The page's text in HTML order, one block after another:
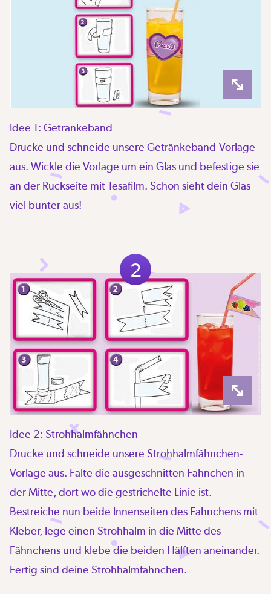
Idee 1: Getränkeband
Drucke und schneide unsere Getränkeband-Vorlage
aus. Wickle die Vorlage um ein Glas und befestige sie
an der Rückseite mit Tesafilm. Schon sieht dein Glas
viel bunter aus!
2
Idee 2: Strohhalmfähnchen
Drucke und schneide unsere Strohhalmfähnchen-
Vorlage aus. Falte die ausgeschnitten Fähnchen in
der Mitte, dort wo die gestrichelte Linie ist.
Bestreiche nun beide Innenseiten des Fähnchens mit
Kleber, lege einen Strohhalm in die Mitte des
Fähnchens und klebe die beiden Hälften aneinander.
Fertig sind deine Strohhalmfähnchen.